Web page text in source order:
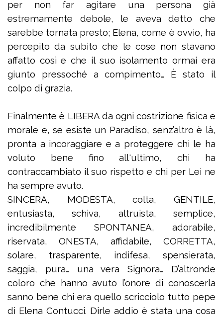
per non far agitare una persona già
estremamente debole, le aveva detto che
sarebbe tornata presto; Elena, come è ovvio, ha
percepito da subito che le cose non stavano
affatto così e che il suo isolamento ormai era
giunto pressoché a compimento… È stato il
colpo di grazia.
Finalmente è LIBERA da ogni costrizione fisica e
morale e, se esiste un Paradiso, senz’altro è là,
pronta a incoraggiare e a proteggere chi le ha
voluto bene fino all'ultimo, chi ha
contraccambiato il suo rispetto e chi per Lei ne
ha sempre avuto.
SINCERA, MODESTA, colta, GENTILE,
entusiasta, schiva, altruista, semplice,
incredibilmente SPONTANEA, adorabile,
riservata, ONESTA, affidabile, CORRETTA,
solare, trasparente, indifesa, spensierata,
saggia, pura… una vera Signora… D’altronde
coloro che hanno avuto l’onore di conoscerla
sanno bene chi era quello scricciolo tutto pepe
di Elena Contucci. Dirle addio è stata una cosa